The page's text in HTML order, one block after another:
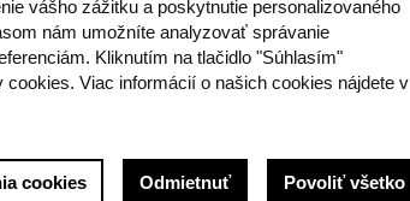
vášho zážitku a poskytnutie personalizovaného
nám umožníte analyzovať správanie
Kliknutím na tlačidlo "Súhlasím"
Viac informácií o našich cookies nájdete v
cookies Odmietnuť Povoliť všetko